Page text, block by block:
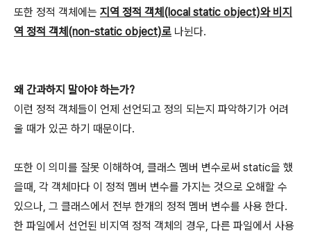
또한 정적 객체에는 지역 정적 객체(local static object)와 비지
역 정적 객체(non-static object)로 나뉜다.
왜 간과하지 말아야 하는가?
이런 정적 객체들이 언제 선언되고 정의 되는지 파악하기가 어려
울 때가 있곤 하기 때문이다.
또한 이 의미를 잘못 이해하여, 클래스 멤버 변수로써 static을 했
을때, 각 객체마다 이 정적 멤버 변수를 가지는 것으로 오해할 수
있으나, 그 클래스에서 전부 한개의 정적 멤버 변수를 사용 한다.
한 파일에서 선언된 비지역 정적 객체의 경우, 다른 파일에서 사용